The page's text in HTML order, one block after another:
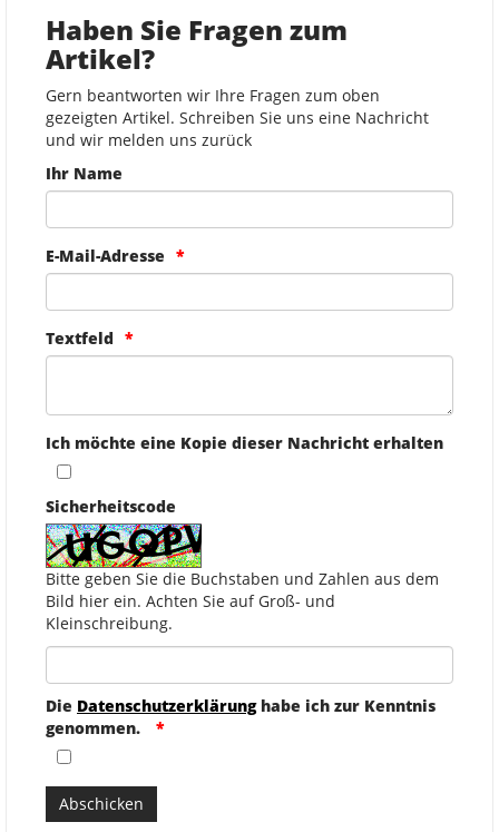
Haben Sie Fragen zum
Artikel?
Gern beantworten wir Ihre Fragen zum oben
gezeigten Artikel. Schreiben Sie uns eine Nachricht
und wir melden uns zurück
Ihr Name
E-Mail-Adresse
Textfeld
Ich möchte eine Kopie dieser Nachricht erhalten
Sicherheitscode
Bitte geben Sie die Buchstaben und Zahlen aus dem
Bild hier ein. Achten Sie auf Groß- und
Kleinschreibung.
Die Datenschutzerklärunghabe ich zur Kenntnis
genommen.
Abschicken